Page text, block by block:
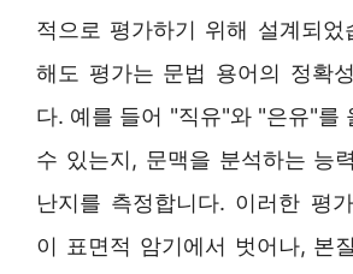
적으로 평가하기 위해 설계되었
해도 평가는 문법 용어의 정확
다. 예를 들어 "직유"와 "은유"를
수 있는지, 문맥을 분석하는 능
난지를 측정합니다. 이러한 평
이 표면적 암기에서 벗어나, 본